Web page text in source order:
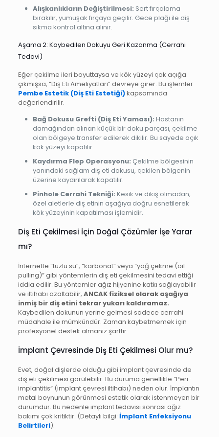
Alışkanlıkların Değiştirilmesi: Sert fırçalama
bırakılır, yumuşak fırçaya geçilir. Gece plağı ile diş
sıkma kontrol altına alınır.
Aşama 2: Kaybedilen Dokuyu Geri Kazanma (Cerrahi
Tedavi)
Eğer çekilme ileri boyuttaysa ve kök yüzeyi çok açığa
çıkmışsa, “Diş Eti Ameliyatları” devreye girer. Bu işlemler
Pembe Estetik (Diş Eti Estetiği)kapsamında
değerlendirilir.
Bağ Dokusu Grefti (Diş Eti Yaması): Hastanın
damağından alınan küçük bir doku parçası, çekilme
olan bölgeye transfer edilerek dikilir. Bu sayede açık
kök yüzeyi kapatılır.
Kaydırma Flep Operasyonu: Çekilme bölgesinin
yanındaki sağlam diş eti dokusu, çekilen bölgenin
üzerine kaydırılarak kapatılır.
Pinhole Cerrahi Tekniği: Kesik ve dikiş olmadan,
özel aletlerle diş etinin aşağıya doğru esnetilerek
kök yüzeyinin kapatılması işlemidir.
Diş Eti Çekilmesi İçin Doğal Çözümler İşe Yarar
mı?
İnternette “tuzlu su”, “karbonat” veya “yağ çekme (oil
pulling)” gibi yöntemlerin diş eti çekilmesini tedavi ettiği
iddia edilir. Bu yöntemler ağız hijyenine katkı sağlayabilir
ve iltihabı azaltabilir, ANCAK fiziksel olarak aşağıya
inmiş bir diş etini tekrar yukarı kaldıramaz.
Kaybedilen dokunun yerine gelmesi sadece cerrahi
müdahale ile mümkündür. Zaman kaybetmemek için
profesyonel destek almanız şarttır.
İmplant Çevresinde Diş Eti Çekilmesi Olur mu?
Evet, doğal dişlerde olduğu gibi implant çevresinde de
diş eti çekilmesi görülebilir. Bu duruma genellikle “Peri-
implantitis” (implant çevresi iltihabı) neden olur. İmplantın
metal boynunun görünmesi estetik olarak istenmeyen bir
durumdur. Bu nedenle implant tedavisi sonrası ağız
bakımı çok kritiktir. (Detaylı bilgi: İmplant Enfeksiyonu
Belirtileri).